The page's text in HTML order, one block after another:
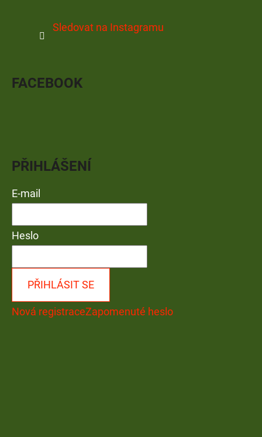
Sledovat na Instagramu
FACEBOOK
PŘIHLÁŠENÍ
E-mail
Heslo
PŘIHLÁSIT SE
Nová registraceZapomenuté heslo